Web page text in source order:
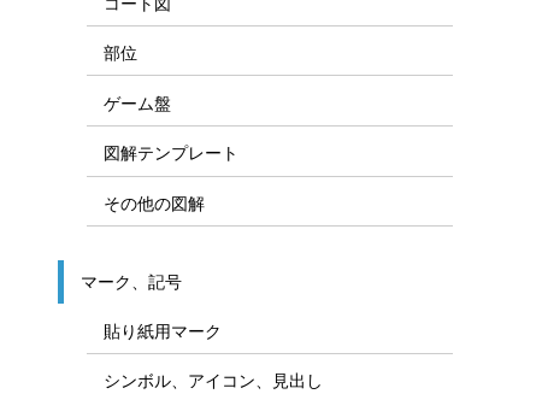
部位
ゲーム盤
図解テンプレート
その他の図解
マーク、記号
貼り紙用マーク
シンボル、アイコン、見出し